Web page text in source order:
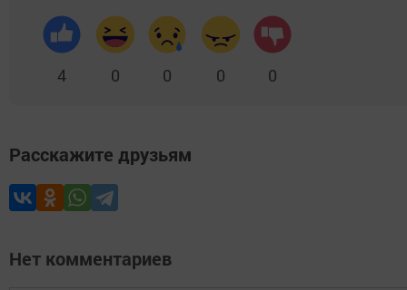
4 0 0 0 0
Расскажите друзьям
Нет комментариев